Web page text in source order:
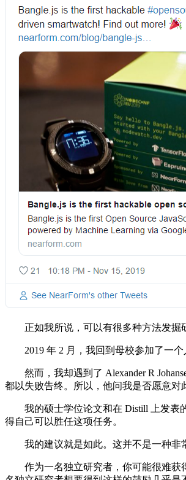
正如我所说，可以有很多种方法发掘研
2019 年 2 月，我回到母校参加了一个
然而，我却遇到了 Alexander R
都以失败告终。所以，他问我是否愿意对
我的硕士学位论文和在 Distill 上发表的
得自己可以胜任这项任务。
我的建议就是如此。这并不是一种非常
作为一名独立研究者，你可能很难获得